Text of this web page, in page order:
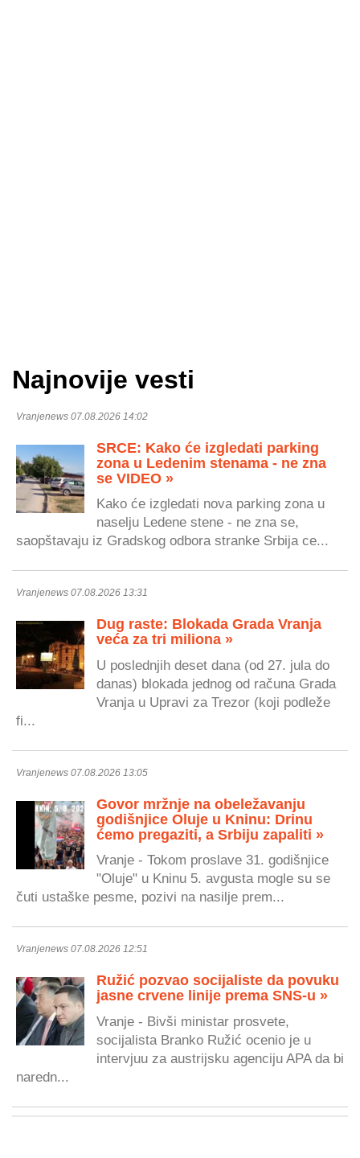
Najnovije vesti
Vranjenews 07.08.2026 14:02
SRCE: Kako će izgledati parking
zona u Ledenim stenama - ne zna
se VIDEO »
Kako će izgledati nova parking zona u
naselju Ledene stene - ne zna se,
saopštavaju iz Gradskog odbora stranke Srbija ce...
Vranjenews 07.08.2026 13:31
Dug raste: Blokada Grada Vranja
veća za tri miliona »
U poslednjih deset dana (od 27. jula do
danas) blokada jednog od računa Grada
Vranja u Upravi za Trezor (koji podleže
fi...
Vranjenews 07.08.2026 13:05
Govor mržnje na obeležavanju
godišnjice Oluje u Kninu: Drinu
ćemo pregaziti, a Srbiju zapaliti »
Vranje - Tokom proslave 31. godišnjice
"Oluje" u Kninu 5. avgusta mogle su se
čuti ustaške pesme, pozivi na nasilje prem...
Vranjenews 07.08.2026 12:51
Ružić pozvao socijaliste da povuku
jasne crvene linije prema SNS-u »
Vranje - Bivši ministar prosvete,
socijalista Branko Ružić ocenio je u
intervjuu za austrijsku agenciju APA da bi
naredn...